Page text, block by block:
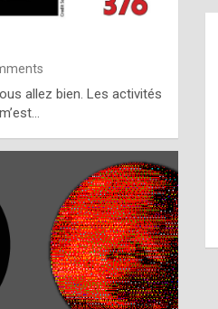
allez bien. Les activités